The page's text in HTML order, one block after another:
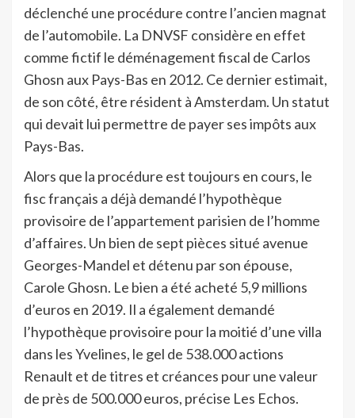
déclenché une procédure contre l’ancien magnat
de l’automobile. La DNVSF considère en effet
comme fictif le déménagement fiscal de Carlos
Ghosn aux Pays-Bas en 2012. Ce dernier estimait,
de son côté, être résident à Amsterdam. Un statut
qui devait lui permettre de payer ses impôts aux
Pays-Bas.
Alors que la procédure est toujours en cours, le
fisc français a déjà demandé l’hypothèque
provisoire de l’appartement parisien de l’homme
d’affaires. Un bien de sept pièces situé avenue
Georges-Mandel et détenu par son épouse,
Carole Ghosn. Le bien a été acheté 5,9 millions
d’euros en 2019. Il a également demandé
l’hypothèque provisoire pour la moitié d’une villa
dans les Yvelines, le gel de 538.000 actions
Renault et de titres et créances pour une valeur
de près de 500.000 euros, précise Les Echos.